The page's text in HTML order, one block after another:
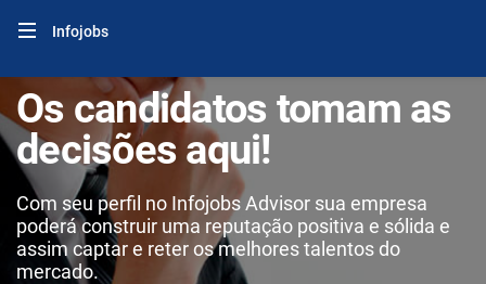
Infojobs
Os candidatos tomam as
decisões aqui!
Com seu perfil no Infojobs Advisor sua empresa
poderá construir uma reputação positiva e sólida e
assim captar e reter os melhores talentos do
mercado.